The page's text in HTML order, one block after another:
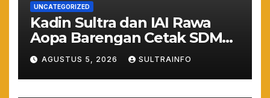
UNCATEGORIZED
Kadin Sultra dan IAI Rawa
Aopa Barengan Cetak SDM
Siap Kerja dan Wirausaha
Muda
AGUSTUS 5, 2026 SULTRAINFO